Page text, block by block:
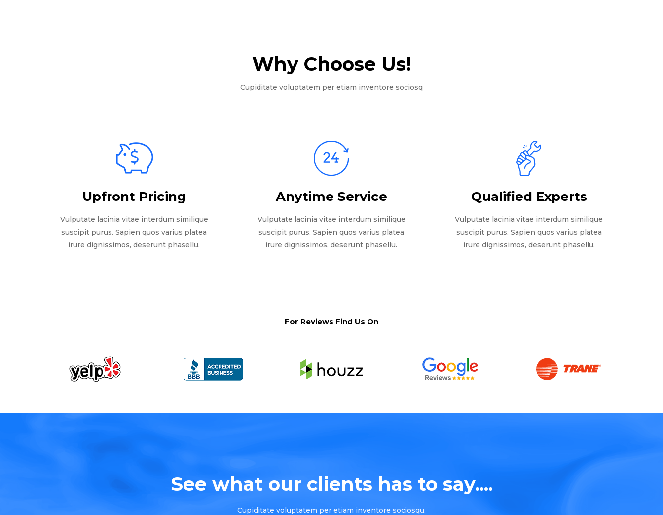
Why Choose Us!​
Cupiditate voluptatem per etiam inventore sociosq
Upfront Pricing
Vulputate lacinia vitae interdum similique
suscipit purus. Sapien quos varius platea
irure dignissimos, deserunt phasellu.
Anytime Service
Vulputate lacinia vitae interdum similique
suscipit purus. Sapien quos varius platea
irure dignissimos, deserunt phasellu.
Qualified Experts
Vulputate lacinia vitae interdum similique
suscipit purus. Sapien quos varius platea
irure dignissimos, deserunt phasellu.
For Reviews Find Us On
See what our clients has to say....
Cupiditate voluptatem per etiam inventore sociosqu.